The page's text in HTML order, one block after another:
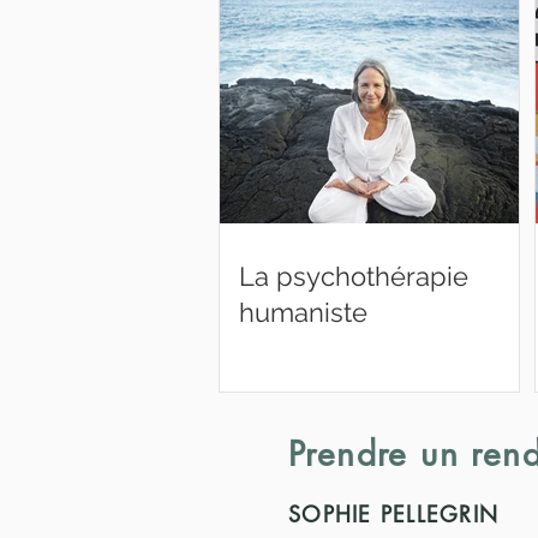
La psychothérapie
humaniste
Prendre un
SOPHIE PELLEGRIN